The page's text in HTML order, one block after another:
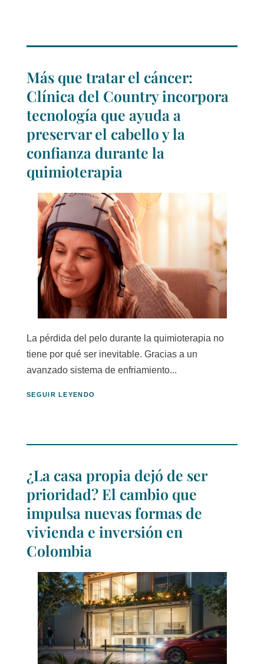
Más que tratar el cáncer:
Clínica del Country incorpora
tecnología que ayuda a
preservar el cabello y la
confianza durante la
quimioterapia
La pérdida del pelo durante la quimioterapia no
tiene por qué ser inevitable. Gracias a un
avanzado sistema de enfriamiento...
SEGUIR LEYENDO
¿La casa propia dejó de ser
prioridad? El cambio que
impulsa nuevas formas de
vivienda e inversión en
Colombia